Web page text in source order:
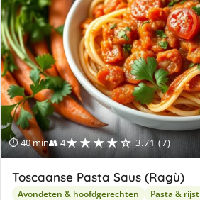
⏱ 40 min👥 4★★★★☆ 3.71 (7)
Toscaanse Pasta Saus (Ragù)
Avondeten & hoofdgerechten Pasta & rijst